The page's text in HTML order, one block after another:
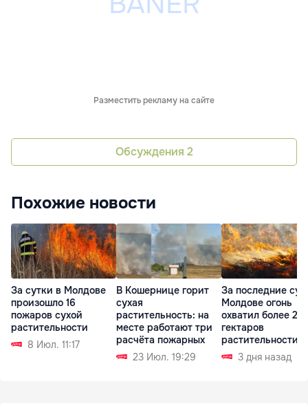
Разместить рекламу на сайте
Обсуждения 2
Похожие новости
За сутки в Молдове
произошло 16
пожаров сухой
растительности
8 Июл. 11:17
В Кошернице горит
сухая
растительность: на
месте работают три
расчёта пожарных
23 Июл. 19:29
За последние
Молдове огонь
охватил более 20
гектаров
растительности
3 дня назад